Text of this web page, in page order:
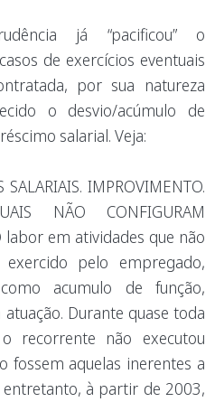
já “pacificou” o
de exercícios eventuais
por sua natureza
o desvio/acúmulo de
salarial. Veja:
SALARIAIS. IMPROVIMENTO.
NÃO CONFIGURAM
labor em atividades que não
pelo empregado,
acumulo de função,
Durante quase toda
recorrente não executou
fossem aquelas inerentes a
à partir de 2003,